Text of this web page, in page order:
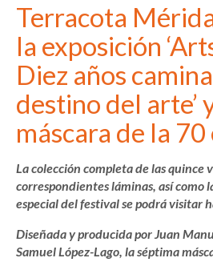
Terracota
la exposición
Diez años
destino del arte’
máscara de la
La colección completa de las quince
correspondientes láminas, así como
especial del festival se podrá visitar
Diseñada y producida por Juan
Samuel López-Lago, la séptima